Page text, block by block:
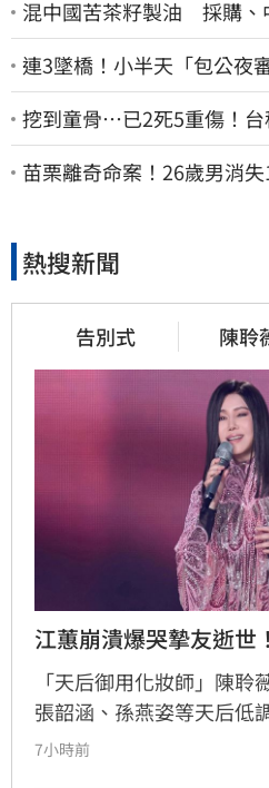
混中國苦茶籽製油 採購、
連3墜橋！小半天「包公夜
挖到童骨…已2死5重傷！
畫面曝光」
苗栗離奇命案！26歲男消
熱搜新聞
告別式 陳聆
江蕙崩潰爆哭摯友逝世
「天后御用化妝師」陳聆
張韶涵、孫燕姿等天后低
在國外無法出席，委託經
7小時前